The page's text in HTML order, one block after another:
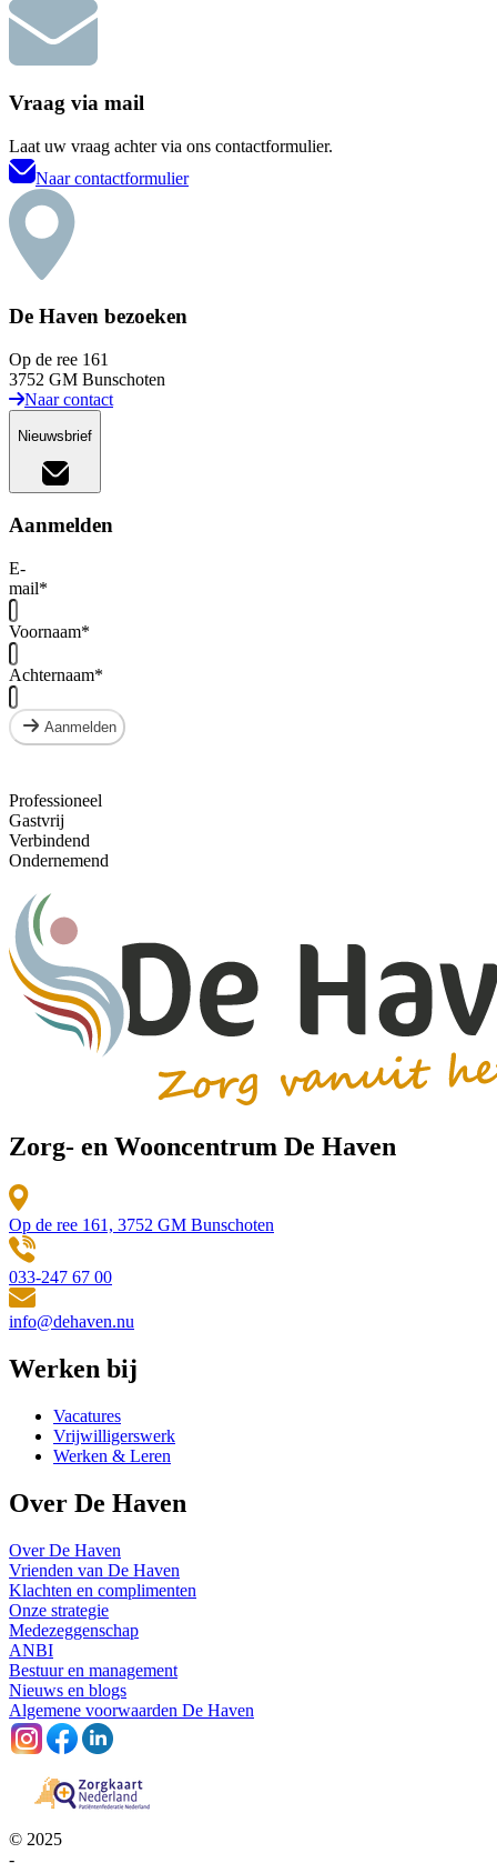
Vraag via mail
Laat uw vraag achter via ons contactformulier.
Naar contactformulier
De Haven bezoeken
Op de ree 161
3752 GM Bunschoten
Naar contact
Nieuwsbrief
Aanmelden
E-
mail*
Voornaam*
Achternaam*
Aanmelden
Professioneel
Gastvrij
Verbindend
Ondernemend
Zorg- en Wooncentrum De Haven
Op de ree 161, 3752 GM Bunschoten
033-247 67 00
info@dehaven.nu
Werken bij
Vacatures
Vrijwilligerswerk
Werken & Leren
Over De Haven
Over De Haven
Vrienden van De Haven
Klachten en complimenten
Onze strategie
Medezeggenschap
ANBI
Bestuur en management
Nieuws en blogs
Algemene voorwaarden De Haven
© 2025
-